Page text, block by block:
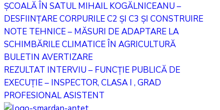
ȘCOALĂ ÎN SATUL MIHAIL KOGĂLNICEANU –
DESFIINȚARE CORPURILE C2 ȘI C3 ȘI CONSTRUIRE
NOTE TEHNICE – MĂSURI DE ADAPTARE LA
SCHIMBĂRILE CLIMATICE ÎN AGRICULTURĂ
BULETIN AVERTIZARE
REZULTAT INTERVIU – FUNCȚIE PUBLICĂ DE
EXECUȚIE – INSPECTOR, CLASA I , GRAD
PROFESIONAL ASISTENT